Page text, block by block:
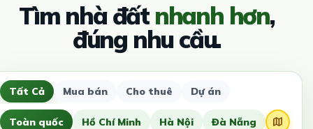
Tìm nhà đấtnhanh hơn,
đúng nhu cầu.
Tất Cả Mua bán Cho thuê Dự án
Toàn quốc Hồ Chí Minh Hà Nội Đà Nẵng